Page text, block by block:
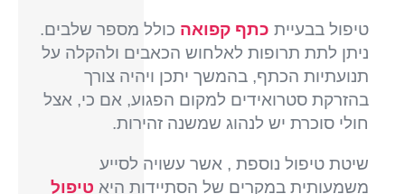
טיפול בבעיית כתף קפואה כולל מספר שלבים.
ניתן לתת תרופות לאלחוש הכאבים ולהקלה על
תנועתיות הכתף, בהמשך יתכן ויהיה צורך
בהזרקת סטרואידים למקום הפגוע, אם כי, אצל
חולי סוכרת יש לנהוג שמשנה זהירות.
שיטת טיפול נוספת , אשר עשויה לסייע
משמעותית במקרים של הסתיידות היא טיפול